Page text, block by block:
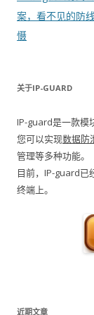
案，看不见的防
慑
关于IP-GUARD
IP-guard是一款模
您可以实现数据防
管理等多种功能。
目前，IP-guard已
终端上。
近期文章